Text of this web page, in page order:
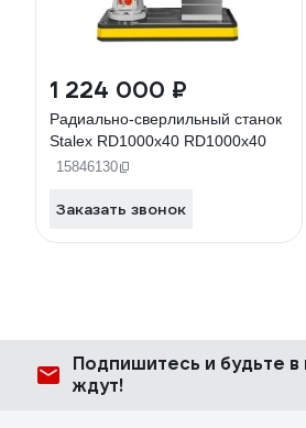
1 224 000 ₽
Радиально-сверлильный станок
Stalex RD1000x40 RD1000x40
15846130
Заказать звонок
Подпишитесь и будьте
ждут!